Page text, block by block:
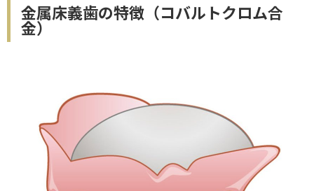
金属床義歯の特徴（コバルトクロム合
金）